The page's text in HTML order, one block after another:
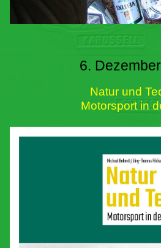
6.
Natur und
Motorsport in